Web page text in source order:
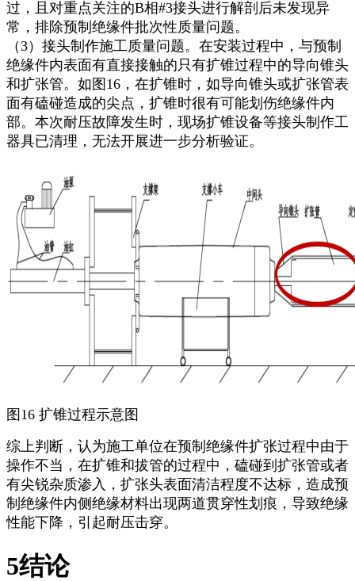
过，且对重点关注的B相#3接头进行解剖后未发现异
常，排除预制绝缘件批次性质量问题。
（3）接头制作施工质量问题。在安装过程中，与预制
绝缘件内表面有直接接触的只有扩锥过程中的导向锥头
和扩张管。如图16，在扩锥时，如导向锥头或扩张管表
面有磕碰造成的尖点，扩锥时很有可能划伤绝缘件内
部。本次耐压故障发生时，现场扩锥设备等接头制作工
器具已清理，无法开展进一步分析验证。
图16 扩锥过程示意图
综上判断，认为施工单位在预制绝缘件扩张过程中由于
操作不当，在扩锥和拔管的过程中，磕碰到扩张管或者
有尖锐杂质渗入，扩张头表面清洁程度不达标，造成预
制绝缘件内侧绝缘材料出现两道贯穿性划痕，导致绝缘
性能下降，引起耐压击穿。
5结论